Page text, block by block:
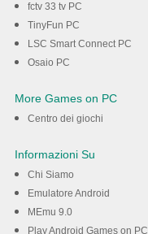
fctv 33 tv PC
TinyFun PC
LSC Smart Connect PC
Osaio PC
More Games on PC
Centro dei giochi
Informazioni Su
Chi Siamo
Emulatore Android
MEmu 9.0
Play Android Games on PC